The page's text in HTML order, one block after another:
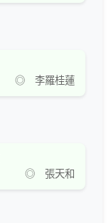
◎ 李羅桂蓮
◎ 張天和